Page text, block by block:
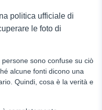
politica ufficiale di
le foto di
sono confuse su ciò
alcune fonti dicono una
Quindi, cosa è la verità e